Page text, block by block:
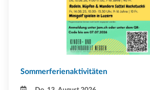
Sommerferienaktivitäten